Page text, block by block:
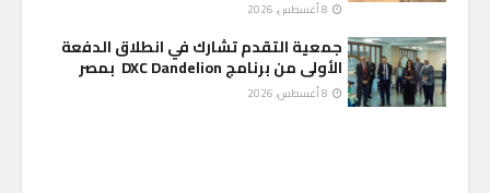
جمعية التقدم تشارك في انطلاق الدفعة
الأولى من برنامج DXC Dandelion بمصر